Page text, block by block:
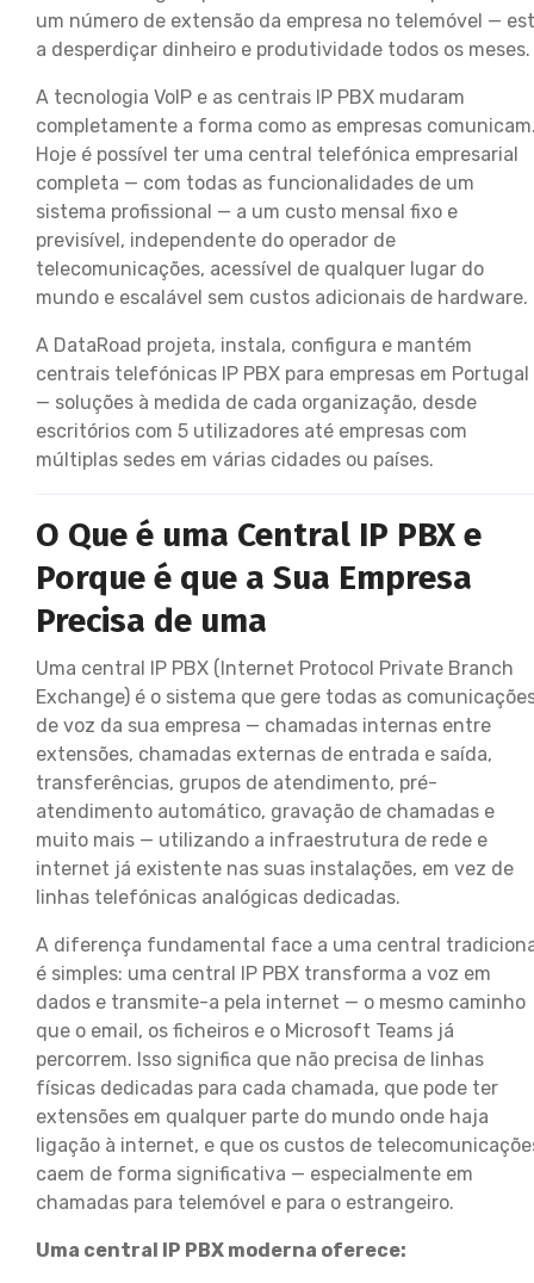
um número de extensão da empresa no telemóvel —
a desperdiçar dinheiro e produtividade todos os meses.
A tecnologia VoIP e as centrais IP PBX mudaram
completamente a forma como as empresas
Hoje é possível ter uma central telefónica empresarial
completa — com todas as funcionalidades de um
sistema profissional — a um custo mensal fixo e
previsível, independente do operador de
telecomunicações, acessível de qualquer lugar do
mundo e escalável sem custos adicionais de hardware.
A DataRoad projeta, instala, configura e mantém
centrais telefónicas IP PBX para empresas em Portugal
— soluções à medida de cada organização, desde
escritórios com 5 utilizadores até empresas com
múltiplas sedes em várias cidades ou países.
O Que é uma Central IP PBX e
Porque é que a Sua Empresa
Precisa de uma
Uma central IP PBX (Internet Protocol Private Branch
Exchange) é o sistema que gere todas as
de voz da sua empresa — chamadas internas entre
extensões, chamadas externas de entrada e saída,
transferências, grupos de atendimento, pré-
atendimento automático, gravação de chamadas e
muito mais — utilizando a infraestrutura de rede e
internet já existente nas suas instalações, em vez de
linhas telefónicas analógicas dedicadas.
A diferença fundamental face a uma central
é simples: uma central IP PBX transforma a voz em
dados e transmite-a pela internet — o mesmo caminho
que o email, os ficheiros e o Microsoft Teams já
percorrem. Isso significa que não precisa de linhas
físicas dedicadas para cada chamada, que pode ter
extensões em qualquer parte do mundo onde haja
ligação à internet, e que os custos de
caem de forma significativa — especialmente em
chamadas para telemóvel e para o estrangeiro.
Uma central IP PBX moderna oferece: